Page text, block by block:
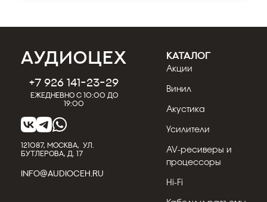
+7 926 141-23-29
Ежедневно с 10:00 до
19:00
121087, МОСКВА, УЛ.
БУТЛЕРОВА, Д. 17
INFO@AUDIOCEH.RU
КАТАЛОГ
Акции
Винил
Акустика
Усилители
AV-ресиверы и
процессоры
Hi-Fi